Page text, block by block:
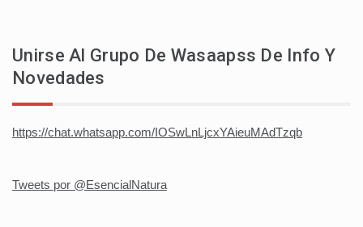
Unirse Al Grupo De Wasaapss De Info Y
Novedades
https://chat.whatsapp.com/IOSwLnLjcxYAieuMAdTzqb
Tweets por @EsencialNatura